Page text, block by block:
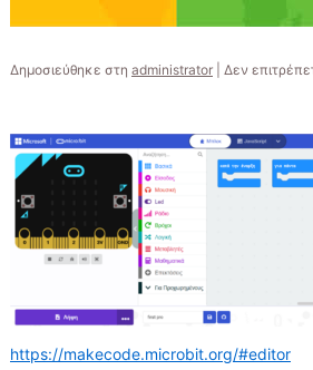
Δημοσιεύθηκε στη administrator Δεν
https://makecode.microbit.org/#editor